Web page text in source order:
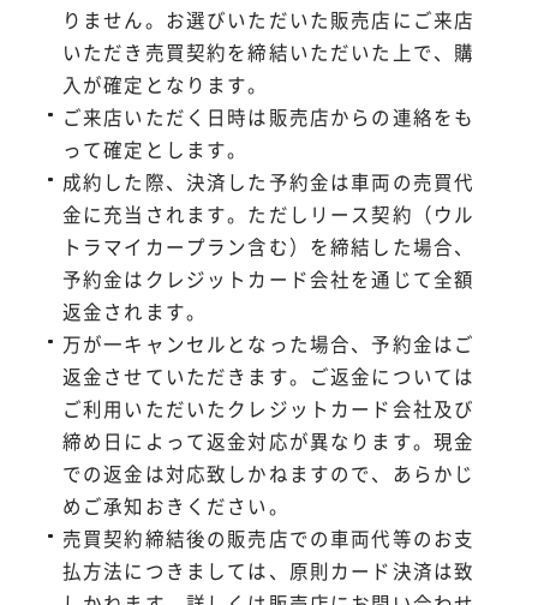
りません。お選びいただいた販売店にご来店
いただき売買契約を締結いただいた上で、購
入が確定となります。
ご来店いただく日時は販売店からの連絡をも
って確定とします。
成約した際、決済した予約金は車両の売買代
金に充当されます。ただしリース契約（ウル
トラマイカープラン含む）を締結した場合、
予約金はクレジットカード会社を通じて全額
返金されます。
万が一キャンセルとなった場合、予約金はご
返金させていただきます。ご返金については
ご利用いただいたクレジットカード会社及び
締め日によって返金対応が異なります。現金
での返金は対応致しかねますので、あらかじ
めご承知おきください。
売買契約締結後の販売店での車両代等のお支
払方法につきましては、原則カード決済は致